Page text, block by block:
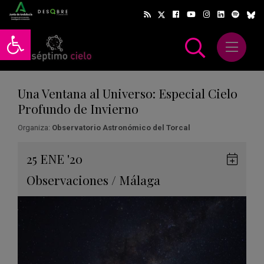
Abrir barra de herramientas
Abrir
Una Ventana al Universo: Especial Cielo
Profundo de Invierno
Organiza: Observatorio Astronómico del Torcal
25 ENE '20
Observaciones / Málaga